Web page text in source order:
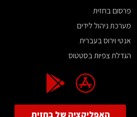
פרסום בחזית
מערכת ניהול לידים
אנטי וירוס בעברית
הגדלת צפיות בסטטוס
האפליקציה של בחזית